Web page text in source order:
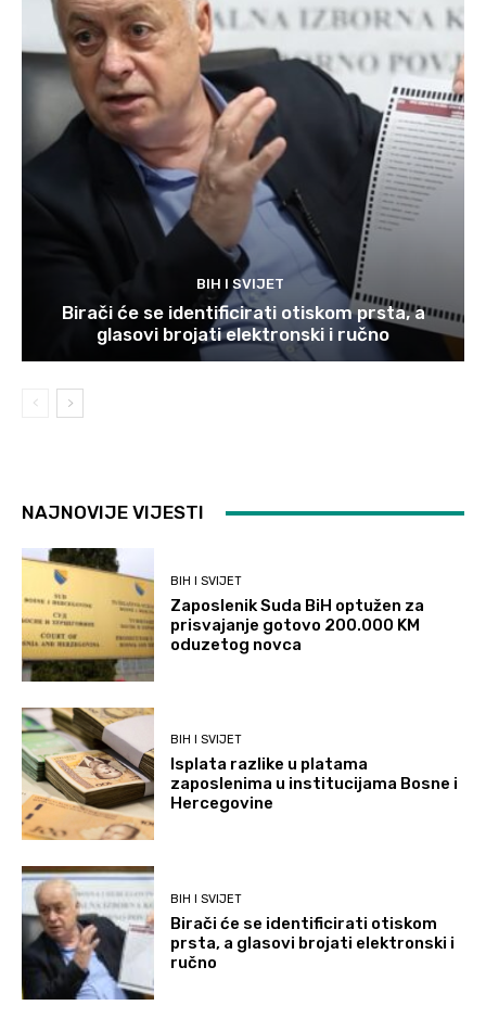
BIH I SVIJET
Birači će se identificirati otiskom prsta, a
glasovi brojati elektronski i ručno
NAJNOVIJE VIJESTI
BIH I SVIJET
Zaposlenik Suda BiH optužen za
prisvajanje gotovo 200.000 KM
oduzetog novca
BIH I SVIJET
Isplata razlike u platama
zaposlenima u institucijama Bosne i
Hercegovine
BIH I SVIJET
Birači će se identificirati otiskom
prsta, a glasovi brojati elektronski i
ručno